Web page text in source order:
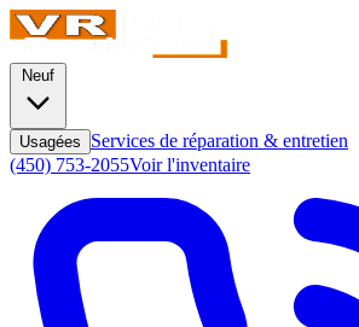
Neuf
Usagées
Services de réparation & entretien
(450) 753-2055Voir l'inventaire